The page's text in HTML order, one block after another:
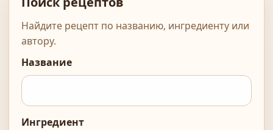
Найдите рецепт по названию, ингредиенту или
автору.
Название
Ингредиент